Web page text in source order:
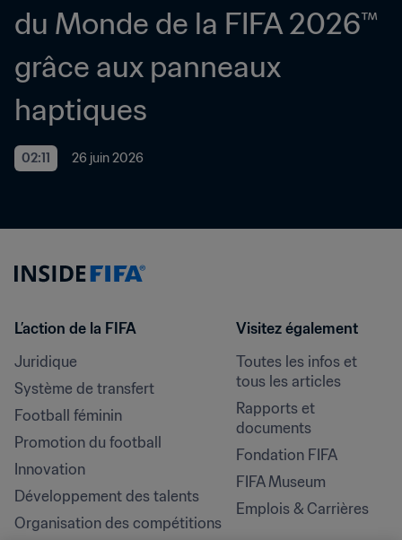
du Monde de la FIFA 2026™
grâce aux panneaux
haptiques
02:11 26 juin 2026
L’action de la FIFA
Juridique
Système de transfert
Football féminin
Promotion du football
Innovation
Développement des talents
Organisation des compétitions
Visitez également
Toutes les infos et
tous les articles
Rapports et
documents
Fondation FIFA
FIFA Museum
Emplois & Carrières